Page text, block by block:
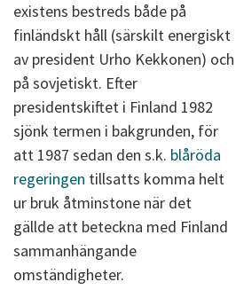
existens bestreds både på
finländskt håll (särskilt energiskt
av president Urho Kekkonen) och
på sovjetiskt. Efter
presidentskiftet i Finland 1982
sjönk termen i bakgrunden, för
att 1987 sedan den s.k. blåröda
regeringen tillsatts komma helt
ur bruk åtminstone när det
gällde att beteckna med Finland
sammanhängande
omständigheter.